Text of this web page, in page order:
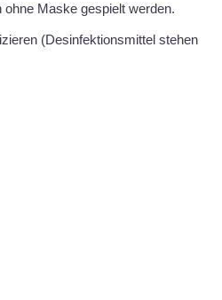
Maske gespielt werden.
(Desinfektionsmittel stehen